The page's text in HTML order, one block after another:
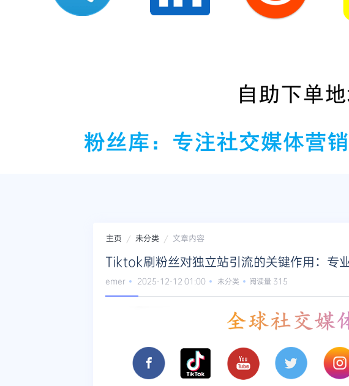
主页 未分类 文章内容
Tiktok刷粉丝对独立站引流的关键作用：专
emer 2025-12-12 01:00 未分类 阅读量 315